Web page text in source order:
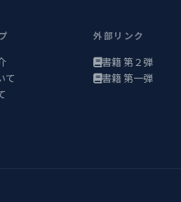
て
外部リンク
書籍 第２弾
書籍 第一弾